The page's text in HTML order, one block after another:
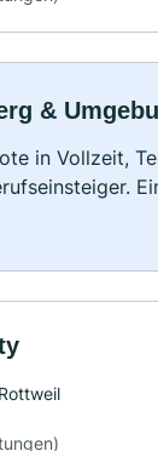
&
in Vollzeit,